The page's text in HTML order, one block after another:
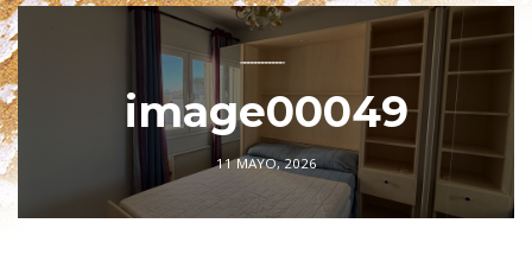
––––––––––––
image00049
11 MAYO, 2026